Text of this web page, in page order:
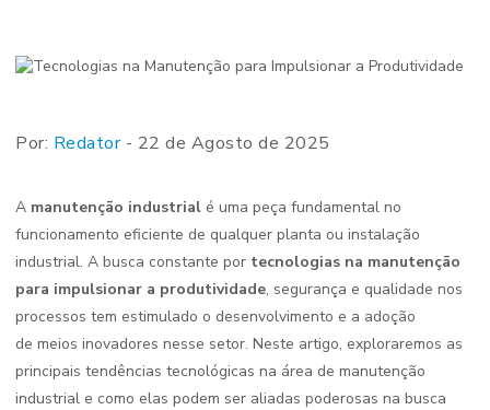
Por: Redator- 22 de Agosto de 2025
A manutenção industrial é uma peça fundamental no
funcionamento eficiente de qualquer planta ou instalação
industrial. A busca constante por tecnologias na manutenção
para impulsionar a produtividade, segurança e qualidade nos
processos tem estimulado o desenvolvimento e a adoção
de meios inovadores nesse setor. Neste artigo, exploraremos as
principais tendências tecnológicas na área de manutenção
industrial e como elas podem ser aliadas poderosas na busca